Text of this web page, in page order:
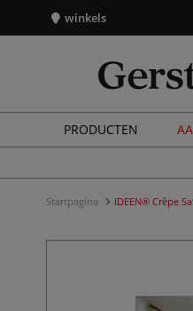
winkels
PRODUCTEN
Startpagina IDEEN® Crêpe